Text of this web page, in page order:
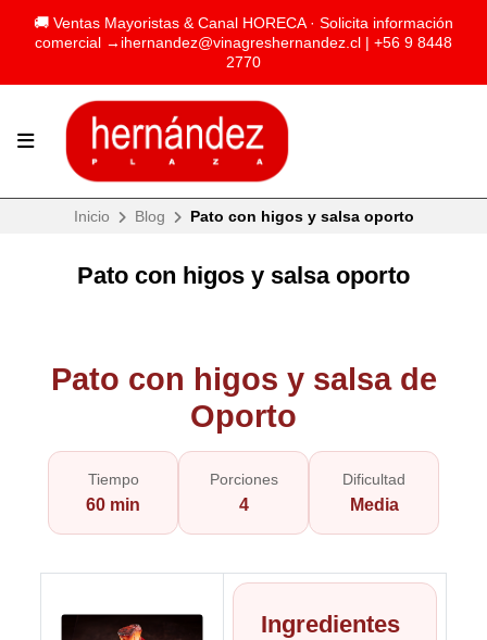
🚚 Ventas Mayoristas & Canal HORECA · Solicita información
comercial → ihernandez@vinagreshernandez.cl | +56 9 8448
2770
Inicio Blog Pato con higos y salsa oporto
Pato con higos y salsa oporto
Pato con higos y salsa de
Oporto
Tiempo
60 min
Porciones
4
Dificultad
Media
Ingredientes